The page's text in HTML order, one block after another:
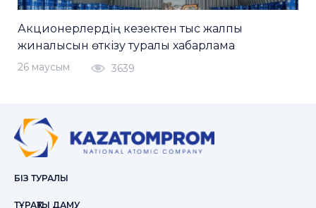
Акционерлердің кезектен тыс жалпы
жиналысын өткізу туралы хабарлама
26 маусым 3639
БІЗ ТУРАЛЫ
ТҰРАҚТЫ ДАМУ